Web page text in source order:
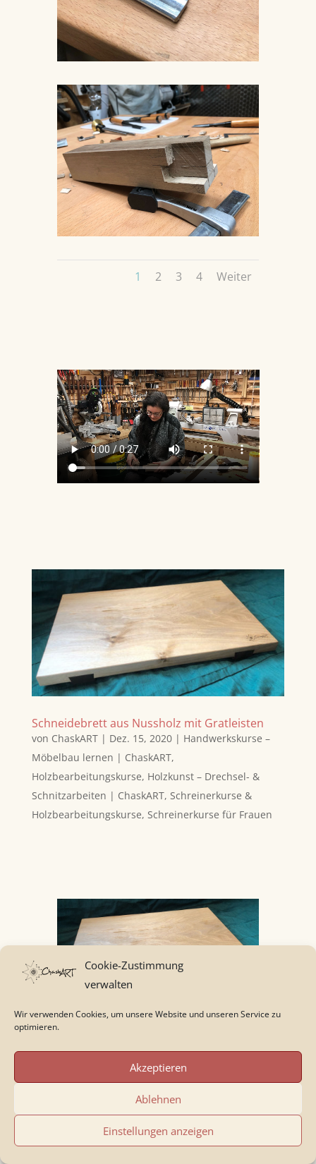
Cookie-Zustimmung
verwalten
Wir verwenden Cookies, um unsere Website und unseren Service zu
optimieren.
Akzeptieren
Ablehnen
Einstellungen anzeigen
1 2 3 4 Weiter
Schneidebrett aus Nussholz mit Gratleisten
von ChaskART| Dez. 15, 2020| Handwerkskurse –
Möbelbau lernen | ChaskART,
Holzbearbeitungskurse, Holzkunst – Drechsel- &
Schnitzarbeiten | ChaskART, Schreinerkurse &
Holzbearbeitungskurse, Schreinerkurse für Frauen
Das Schneidebrett aus Nussbaum mit
Gratleisten habe ich fast vollständig
von Hand gemacht.
Nach dem Aushobeln und
Zuschneiden des Brettes verwendete
ich den Grathobel für die Gratleisten,